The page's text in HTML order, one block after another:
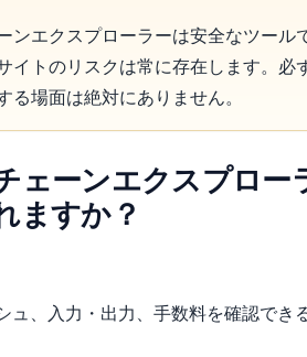
ンエクスプローラーは安全なツール
イトのリスクは常に存在します。必
る場面は絶対にありません。
ェーンエクスプロ
ますか？
ュ、入力・出力、手数料を確認でき